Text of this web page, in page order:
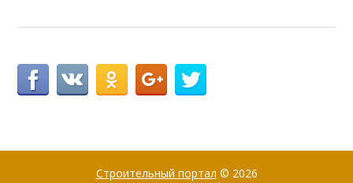
Строительный портал © 2026